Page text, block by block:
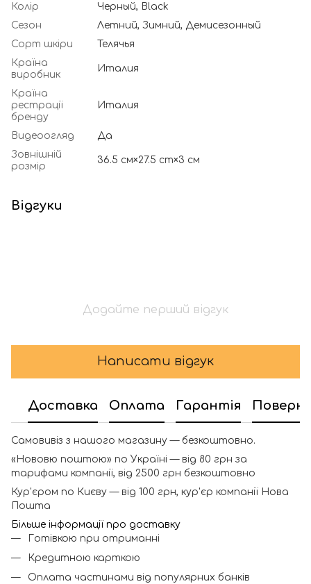
Колір
Черный, Black
Сезон
Летний, Зимний, Демисезонный
Сорт шкіри
Телячья
Країна
виробник
Италия
Країна
рестрації
бренду
Италия
Видеоогляд
Да
Зовнішній
розмір
36.5 см×27.5 cm×3 см
Відгуки
Додайте перший відгук
Написати відгук
Доставка Оплата Гарантія
Самовивіз з нашого магазину — безкоштовно.
«Нововю поштою» по Україні — від 80 грн за
тарифами компанії, від 2500 грн безкоштовно
Кур'єром по Києву — від 100 грн, кур'єр компанії Нова
Пошта
Більше інформації про доставку
Готівкою при отриманні
Кредитною карткою
Оплата частинами від популярних банків